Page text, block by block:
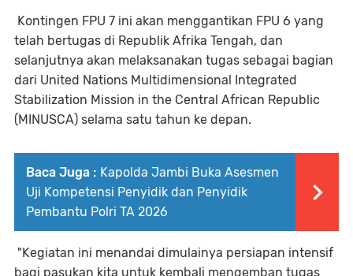
Kontingen FPU 7 ini akan menggantikan FPU 6 yang
telah bertugas di Republik Afrika Tengah, dan
selanjutnya akan melaksanakan tugas sebagai bagian
dari United Nations Multidimensional Integrated
Stabilization Mission in the Central African Republic
(MINUSCA) selama satu tahun ke depan.
Baca Juga : Kapolda Jambi Buka Asesmen
Uji Kompetensi Penyidik dan Penyidik
Pembantu Polri TA 2026
"Kegiatan ini menandai dimulainya persiapan intensif
bagi pasukan kita untuk kembali mengemban tugas